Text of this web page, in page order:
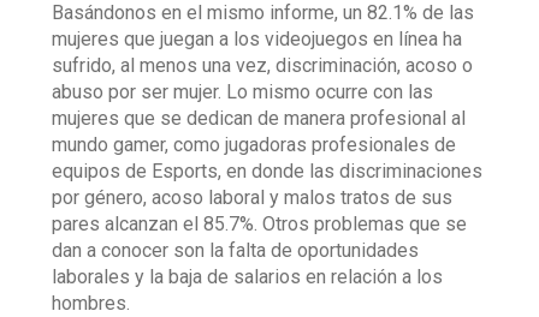
Basándonos en el mismo informe, un 82.1% de las
mujeres que juegan a los videojuegos en línea ha
sufrido, al menos una vez, discriminación, acoso o
abuso por ser mujer. Lo mismo ocurre con las
mujeres que se dedican de manera profesional al
mundo gamer, como jugadoras profesionales de
equipos de Esports, en donde las discriminaciones
por género, acoso laboral y malos tratos de sus
pares alcanzan el 85.7%. Otros problemas que se
dan a conocer son la falta de oportunidades
laborales y la baja de salarios en relación a los
hombres.